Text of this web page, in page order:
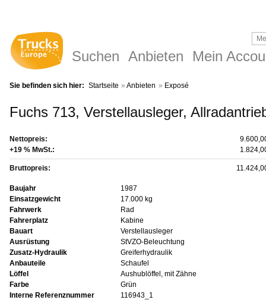
Suchen Anbieten Mein
Sie befinden sich hier: Startseite » Anbieten » Exposé
Fuchs 713, Verstellausleger,
Nettopreis:
+19 % MwSt.:
Bruttopreis:
Baujahr
1987
Einsatzgewicht
17.000 kg
Fahrwerk
Rad
Fahrerplatz
Kabine
Bauart
Verstellausleger
Ausrüstung
StVZO-Beleuchtung
Zusatz-Hydraulik
Greiferhydraulik
Anbauteile
Schaufel
Löffel
Aushublöffel, mit Zähne
Farbe
Grün
Interne Referenznummer
116943_1